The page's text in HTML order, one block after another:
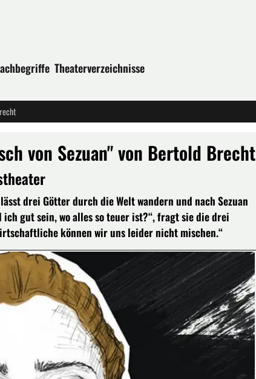
Theaterverzeichnisse
von Sezuan" von Bertold Brecht
drei Götter durch die Welt wandern und nach Sezuan
gut sein, wo alles so teuer ist?“, fragt sie die drei
können wir uns leider nicht mischen.“